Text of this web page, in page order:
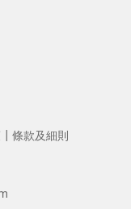
┃ 條款及細則